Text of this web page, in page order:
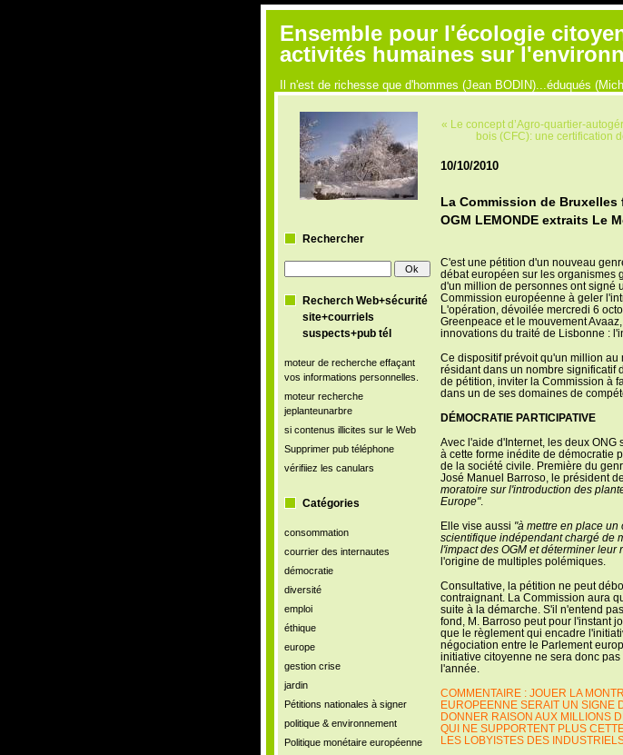
Ensemble pour l'écologie
activités humaines sur
Il n'est de richesse que d'hommes (Jean BODIN)...éduqués
Rechercher
Recherch Web+sécurité
site+courriels
suspects+pub tél
moteur de recherche effaçant
vos informations personnelles.
moteur recherche
jeplanteunarbre
si contenus illicites sur le Web
Supprimer pub téléphone
vérifiiez les canulars
Catégories
consommation
courrier des internautes
démocratie
diversité
emploi
éthique
europe
gestion crise
jardin
Pétitions nationales à signer
politique & environnement
Politique monétaire européenne
« Le concept d’Agro-quartier-
bois (CFC): une certification
10/10/2010
La Commission de
OGM LEMONDE extraits Le
C'est une pétition d'un nouveau
débat européen sur les organismes
d'un million de personnes ont signé
Commission européenne à geler
L'opération, dévoilée mercredi 6
Greenpeace et le mouvement
innovations du traité de Lisbonne :
Ce dispositif prévoit qu'un million au
résidant dans un nombre significatif
de pétition, inviter la Commission à
dans un de ses domaines de
DÉMOCRATIE PARTICIPATIVE
Avec l'aide d'Internet, les deux ONG
à cette forme inédite de démocratie
de la société civile. Première du
José Manuel Barroso, le président
moratoire sur l'introduction des
Europe".
Elle vise aussi "à mettre en place
scientifique indépendant chargé de
l'impact des OGM et déterminer leur
l'origine de multiples polémiques.
Consultative, la pétition ne peut
contraignant. La Commission aura
suite à la démarche. S'il n'entend
fond, M. Barroso peut pour l'instant
que le règlement qui encadre
négociation entre le Parlement
initiative citoyenne ne sera donc
l'année.
COMMENTAIRE : JOUER LA
EUROPEENNE SERAIT UN SIGNE
DONNER RAISON AUX MILLIONS
QUI NE SUPPORTENT PLUS
LES LOBYISTES DES